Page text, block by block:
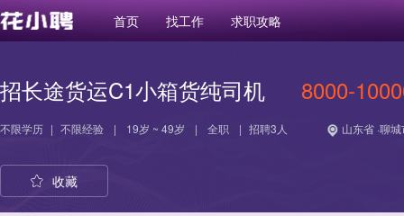
首页 找工作 求职攻略
招长途货运C1小箱货纯司机 8000-
不限学历 | 不限经验 | 19岁 ~ 49岁 | 全职 | 招聘3人 山东省 ·聊
收藏